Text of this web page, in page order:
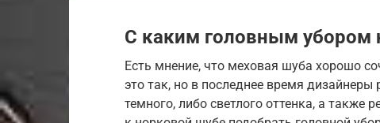
С каким головным убором
Есть мнение, что меховая шуба хорошо
это так, но в последнее время
темного, либо светлого оттенка, а также